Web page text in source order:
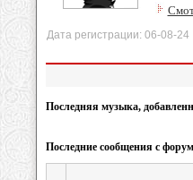
Дата регистрации: 06-
Последняя музыка,
Последние сообщения с